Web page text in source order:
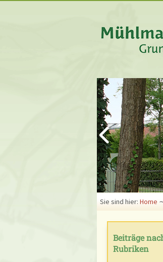
Sie sind hier: Home
Beiträge
Rubriken